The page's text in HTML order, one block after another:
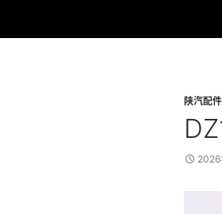
陕汽配件
2026